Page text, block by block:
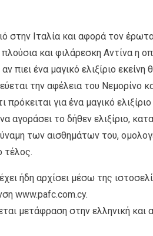
στην Ιταλία και αφορά τον
και φιλάρεσκη Αντίνα η
πιει ένα μαγικό ελιξίριο εκείνη
την αφέλεια του Νεμορίνο
για ένα μαγικό
αγοράσει το δήθεν ελιξίριο,
των αισθημάτων του,
τέλος.
ήδη αρχίσει μέσω της
www.pafc.com.cy.
μετάφραση στην ελληνική